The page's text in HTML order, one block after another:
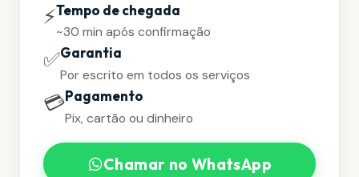
⚡Tempo de chegada
~30 min após confirmação
✅Garantia
Por escrito em todos os serviços
💳Pagamento
Pix, cartão ou dinheiro
Chamar no WhatsApp